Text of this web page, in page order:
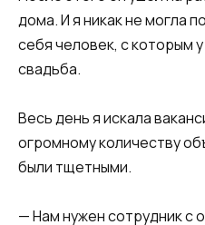
дома. И я никак не могла
себя человек, с которым
свадьба.​
​Весь день я искала
огромному количеству
были тщетными.​
​— Нам нужен сотрудник с